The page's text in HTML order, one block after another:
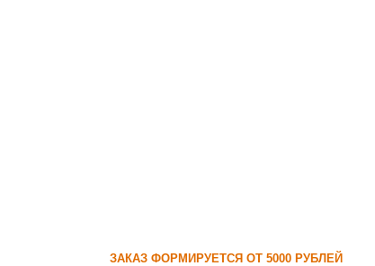
ЗАКАЗ ФОРМИРУЕТСЯ ОТ 5000 РУБЛЕЙ